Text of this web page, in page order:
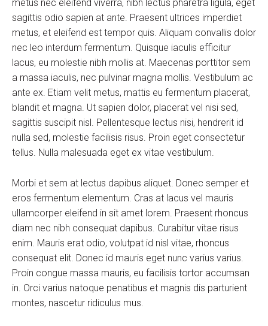
metus nec eleifend viverra, nibh lectus pharetra ligula, eget
sagittis odio sapien at ante. Praesent ultrices imperdiet
metus, et eleifend est tempor quis. Aliquam convallis dolor
nec leo interdum fermentum. Quisque iaculis efficitur
lacus, eu molestie nibh mollis at. Maecenas porttitor sem
a massa iaculis, nec pulvinar magna mollis. Vestibulum ac
ante ex. Etiam velit metus, mattis eu fermentum placerat,
blandit et magna. Ut sapien dolor, placerat vel nisi sed,
sagittis suscipit nisl. Pellentesque lectus nisi, hendrerit id
nulla sed, molestie facilisis risus. Proin eget consectetur
tellus. Nulla malesuada eget ex vitae vestibulum.
Morbi et sem at lectus dapibus aliquet. Donec semper et
eros fermentum elementum. Cras at lacus vel mauris
ullamcorper eleifend in sit amet lorem. Praesent rhoncus
diam nec nibh consequat dapibus. Curabitur vitae risus
enim. Mauris erat odio, volutpat id nisl vitae, rhoncus
consequat elit. Donec id mauris eget nunc varius varius.
Proin congue massa mauris, eu facilisis tortor accumsan
in. Orci varius natoque penatibus et magnis dis parturient
montes, nascetur ridiculus mus.